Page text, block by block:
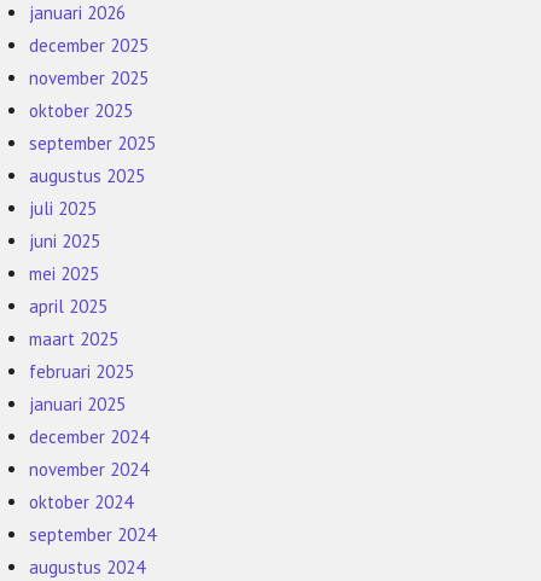
januari 2026
december 2025
november 2025
oktober 2025
september 2025
augustus 2025
juli 2025
juni 2025
mei 2025
april 2025
maart 2025
februari 2025
januari 2025
december 2024
november 2024
oktober 2024
september 2024
augustus 2024